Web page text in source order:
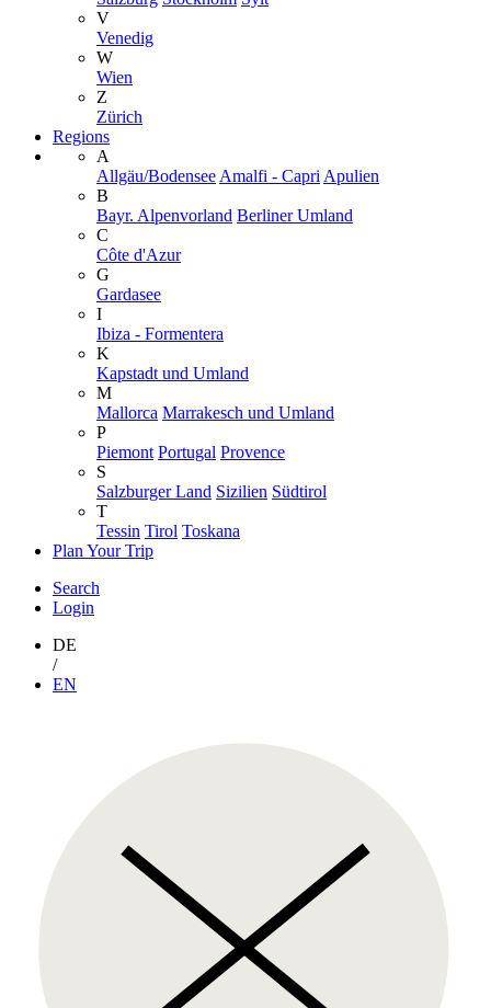
V
Venedig
W
Wien
Z
Zürich
Regions
A
Allgäu/Bodensee Amalfi - Capri Apulien
B
Bayr. Alpenvorland Berliner Umland
C
Côte d'Azur
G
Gardasee
I
Ibiza - Formentera
K
Kapstadt und Umland
M
Mallorca Marrakesch und Umland
P
Piemont Portugal Provence
S
Salzburger Land Sizilien Südtirol
T
Tessin Tirol Toskana
Plan Your Trip
Search
Login
DE
/
EN